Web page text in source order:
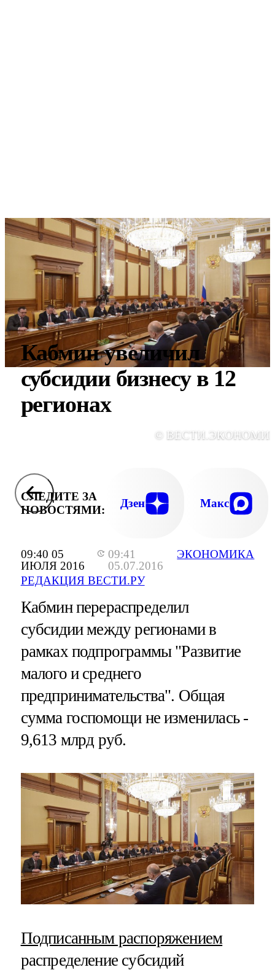
09:40 05
ИЮЛЯ 2016
09:41
05.07.2016
РЕДАКЦИЯ ВЕСТИ.РУ
ЭКОНОМИКА
Кабмин увеличил
субсидии бизнесу в 12
регионах
©
СЛЕДИТЕ ЗА
НОВОСТЯМИ:
Дзен Макс
Кабмин перераспределил
субсидии между регионами в
рамках подпрограммы "Развитие
малого и среднего
предпринимательства". Общая
сумма госпомощи не изменилась -
9,613 млрд руб.
Подписанным распоряжением
распределение субсидий